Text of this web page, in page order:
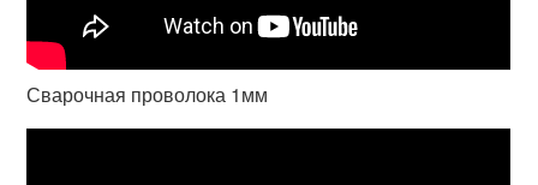
Сварочная проволока 1мм